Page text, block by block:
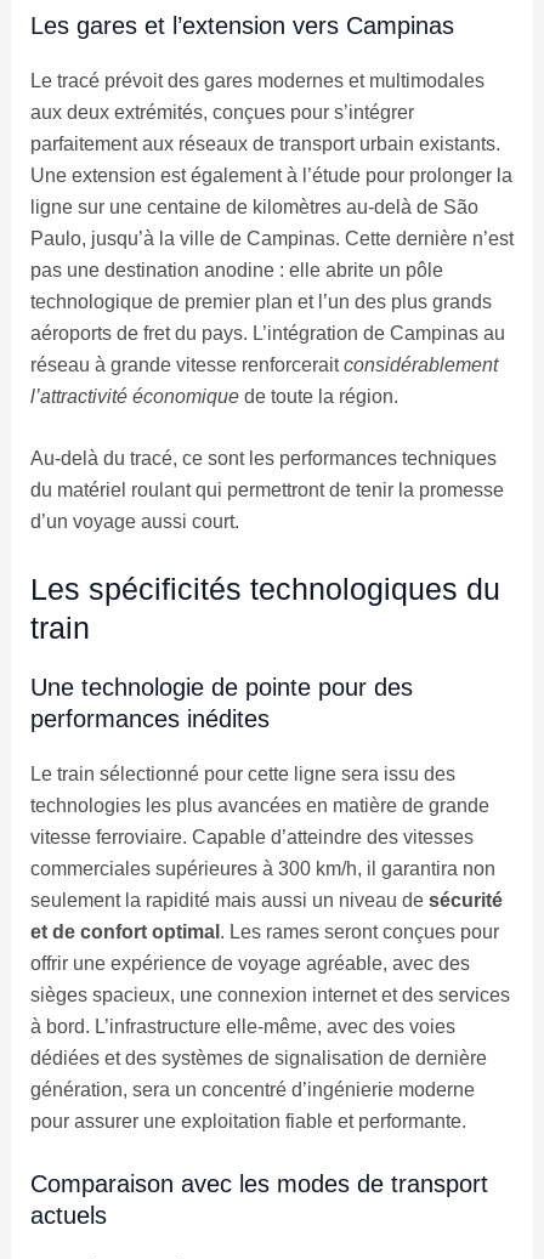
Les gares et l’extension vers Campinas
Le tracé prévoit des gares modernes et multimodales
aux deux extrémités, conçues pour s’intégrer
parfaitement aux réseaux de transport urbain existants.
Une extension est également à l’étude pour prolonger la
ligne sur une centaine de kilomètres au-delà de São
Paulo, jusqu’à la ville de Campinas. Cette dernière n’est
pas une destination anodine : elle abrite un pôle
technologique de premier plan et l’un des plus grands
aéroports de fret du pays. L’intégration de Campinas au
réseau à grande vitesse renforceraitconsidérablement
l’attractivité économiquede toute la région.
Au-delà du tracé, ce sont les performances techniques
du matériel roulant qui permettront de tenir la promesse
d’un voyage aussi court.
Les spécificités technologiques du
train
Une technologie de pointe pour des
performances inédites
Le train sélectionné pour cette ligne sera issu des
technologies les plus avancées en matière de grande
vitesse ferroviaire. Capable d’atteindre des vitesses
commerciales supérieures à 300 km/h, il garantira non
seulement la rapidité mais aussi un niveau de sécurité
et de confort optimal . Les rames seront conçues pour
offrir une expérience de voyage agréable, avec des
sièges spacieux, une connexion internet et des services
à bord. L’infrastructure elle-même, avec des voies
dédiées et des systèmes de signalisation de dernière
génération, sera un concentré d’ingénierie moderne
pour assurer une exploitation fiable et performante.
Comparaison avec les modes de transport
actuels